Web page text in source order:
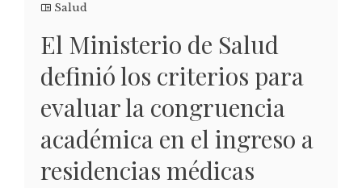
Salud
El Ministerio de Salud
definió los criterios para
evaluar la congruencia
académica en el ingreso a
residencias médicas